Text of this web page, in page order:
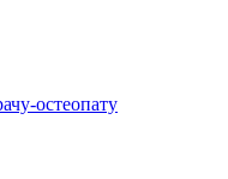
остеопату